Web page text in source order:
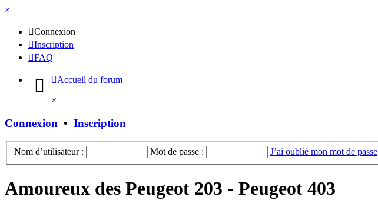
×
Connexion
Inscription
FAQ
Accueil du forum
×
Connexion • Inscription
Nom d’utilisateur : Mot de passe : J’ai oublié mon mot de passe
Amoureux des Peugeot 203 - Peugeot 403